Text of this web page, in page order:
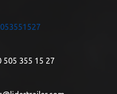
505 355 15 27